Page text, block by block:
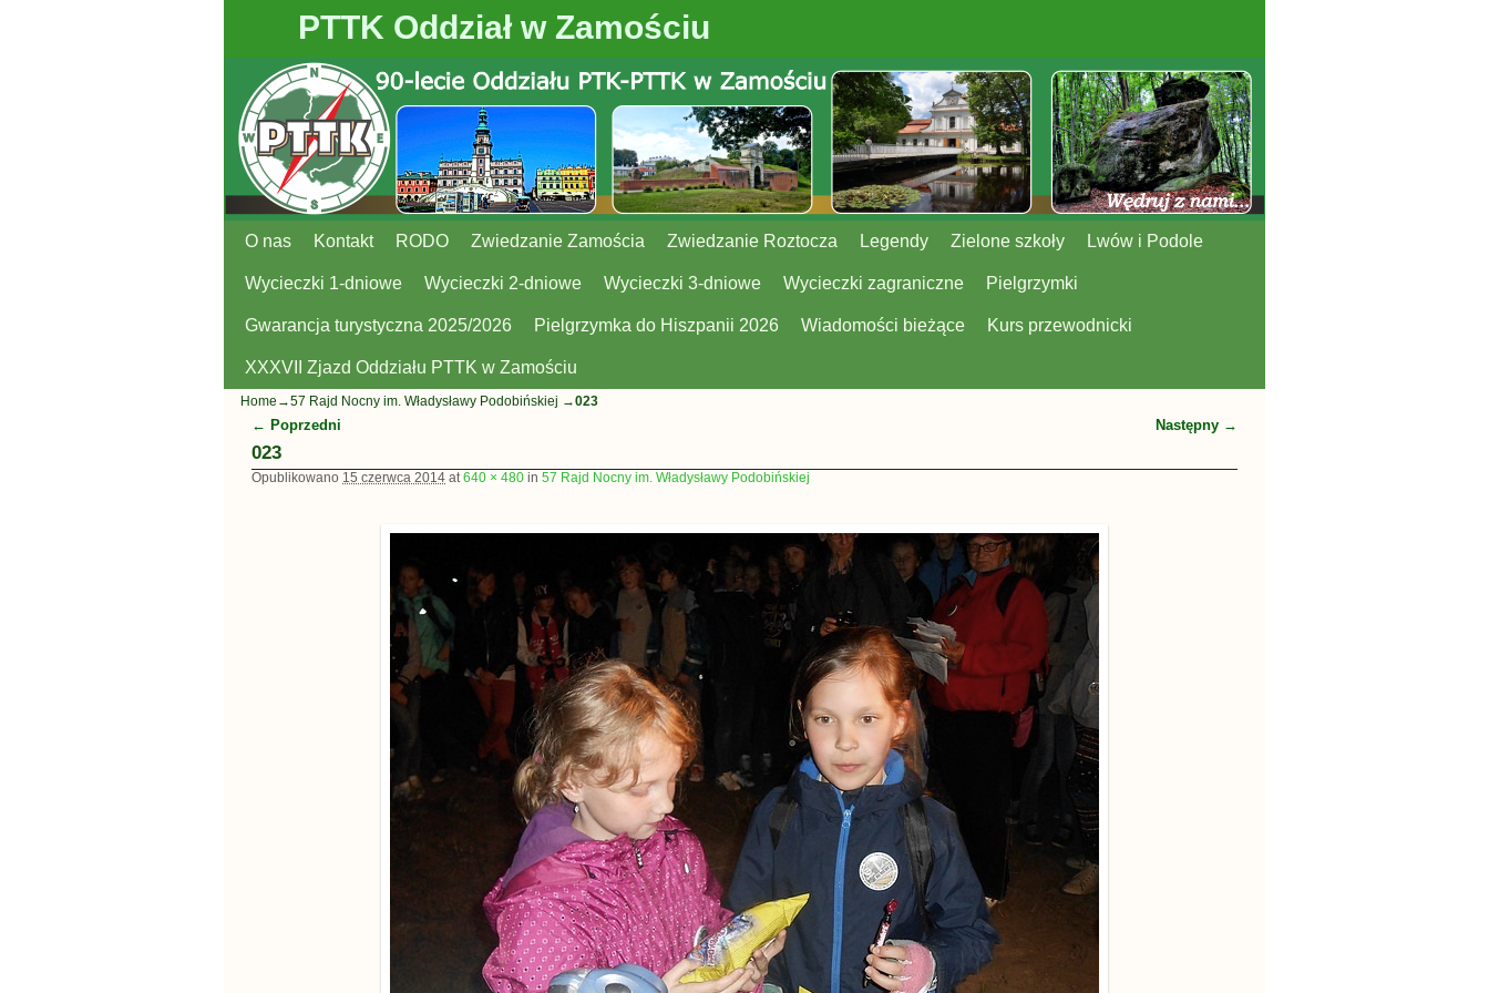
PTTK Oddział w Zamościu
Przejdź do głównej treści
Przejdź do
O nas Kontakt RODO Zwiedzanie Zamościa Zwiedzanie Roztocza Legendy Zielone szkoły Lwów i Podole
Wycieczki 1-dniowe Wycieczki 2-dniowe Wycieczki 3-dniowe Wycieczki zagraniczne Pielgrzymki
Gwarancja turystyczna 2025/2026 Pielgrzymka do Hiszpanii 2026 Wiadomości bieżące Kurs przewodnicki
XXXVII Zjazd Oddziału PTTK w Zamościu
Home →57 Rajd Nocny im. Władysławy Podobińskiej →023
Nawigacja
← Poprzedni Następny →
023
Opublikowano 15 czerwca 2014 at 640 × 480 in 57 Rajd Nocny im. Władysławy Podobińskiej